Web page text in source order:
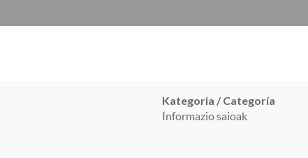
Kategoria / Categoría
Informazio saioak